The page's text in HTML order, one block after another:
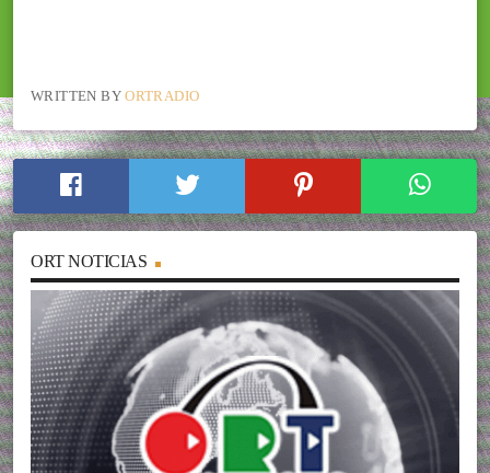
WRITTEN BYORTRADIO
ORT NOTICIAS